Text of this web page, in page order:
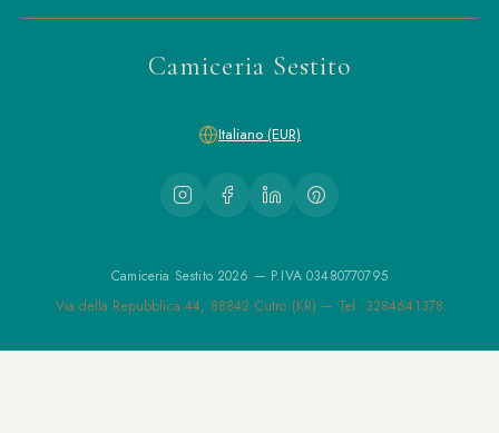
Italiano (EUR)
Camiceria Sestito
Camiceria Sestito 2026 — P.IVA 03480770795
Via della Repubblica 44, 88842 Cutro (KR) — Tel: 3284641378